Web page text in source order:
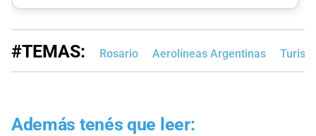
#TEMAS: Rosario Aerolíneas Argentinas
Además tenés que leer: